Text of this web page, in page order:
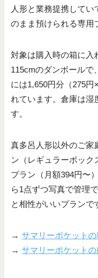
人形と業務提携して
のまま預けられる専用
対象は購入時の箱に入
115cmのダンボールで
には1,650円分（275円
れています。倉庫は湿
す。
真多呂人形以外のご家
ン（レギュラーボック
プラン（月額394円〜
ら1点ずつ写真で管理
と相性がいいプランで
→サマリーポケット
→サマリーポケット